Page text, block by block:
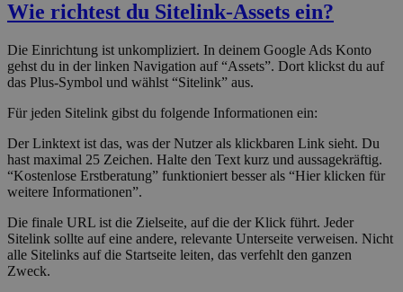
Wie richtest du Sitelink-Assets ein?
Die Einrichtung ist unkompliziert. In deinem Google Ads Konto
gehst du in der linken Navigation auf “Assets”. Dort klickst du auf
das Plus-Symbol und wählst “Sitelink” aus.
Für jeden Sitelink gibst du folgende Informationen ein:
Der Linktext ist das, was der Nutzer als klickbaren Link sieht. Du
hast maximal 25 Zeichen. Halte den Text kurz und aussagekräftig.
“Kostenlose Erstberatung” funktioniert besser als “Hier klicken für
weitere Informationen”.
Die finale URL ist die Zielseite, auf die der Klick führt. Jeder
Sitelink sollte auf eine andere, relevante Unterseite verweisen. Nicht
alle Sitelinks auf die Startseite leiten, das verfehlt den ganzen
Zweck.